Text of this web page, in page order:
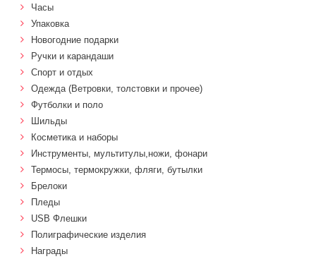
Часы
Упаковка
Новогодние подарки
Ручки и карандаши
Спорт и отдых
Одежда (Ветровки, толстовки и прочее)
Футболки и поло
Шильды
Косметика и наборы
Инструменты, мультитулы,ножи, фонари
Термосы, термокружки, фляги, бутылки
Брелоки
Пледы
USB Флешки
Полиграфические изделия
Награды